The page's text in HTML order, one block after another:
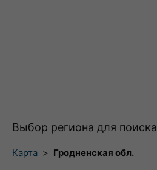
Выбор региона для поиска
Карта > Гродненская обл.